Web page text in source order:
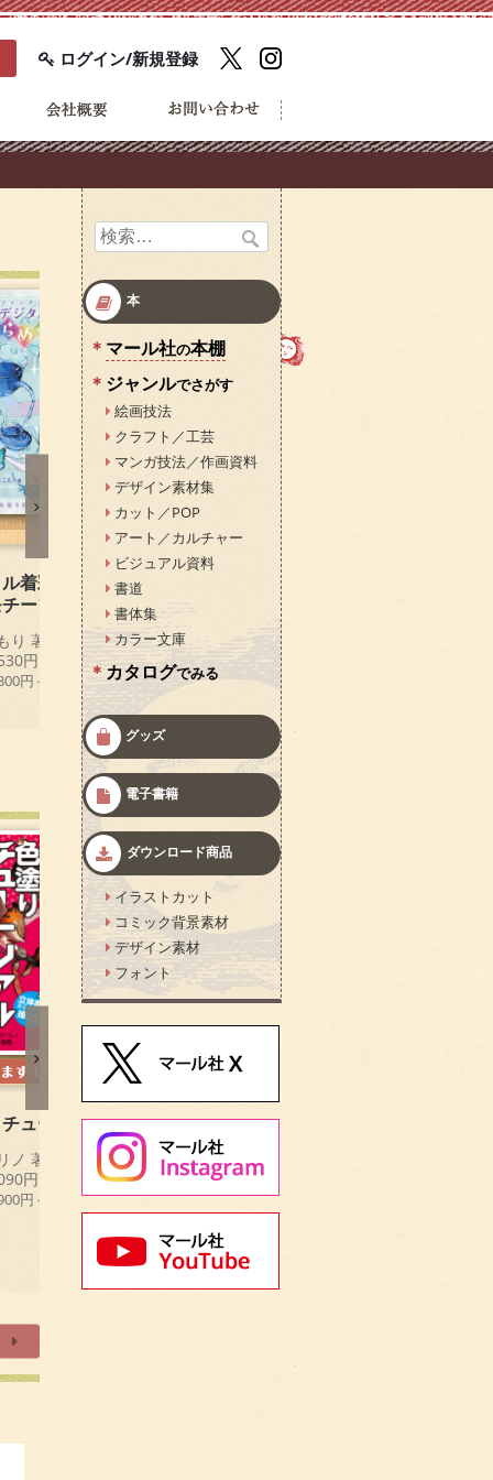
ログイン/新規登録
着彩で描く きら
ーフ
り 著
円
円＋税)
Blenderでつくる かわい
まちこ/江野 著
(本体 2,300円＋税)
ュートリアル
ノ 著
円
円＋税)
VILLAS（ヴィラ）西洋の
邸宅
マール社編集部（編）／レオ
ン・イザベ＆ルブラン（設
計・製図）
中島智章
定価 1,980円
検
本
マール社の本棚
ジャンルでさがす
絵画技法
クラフト／工芸
マンガ技法／作画資料
デザイン素材集
カット／POP
アート／カルチャー
ビジュアル資料
書道
書体集
カラー文庫
カタログでみる
グッズ
電子書籍
ダウンロード商品
イラストカット
コミック背景素材
デザイン素材
フォント